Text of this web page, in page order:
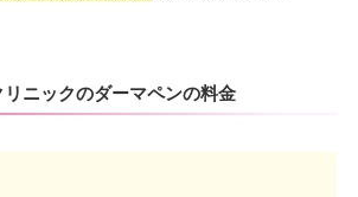
ニックのダーマペンの料金